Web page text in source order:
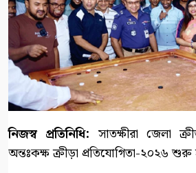
নিজস্ব প্রতিনিধি: সাতক্ষীরা জেলা
অন্তঃকক্ষ ক্রীড়া প্রতিযোগিতা-২০২৬ শুরু